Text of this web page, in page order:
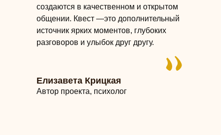
создаются в качественном и открытом
общении. Квест —это дополнительный
источник ярких моментов, глубоких
разговоров и улыбок друг другу.
Елизавета Крицкая
Автор проекта, психолог